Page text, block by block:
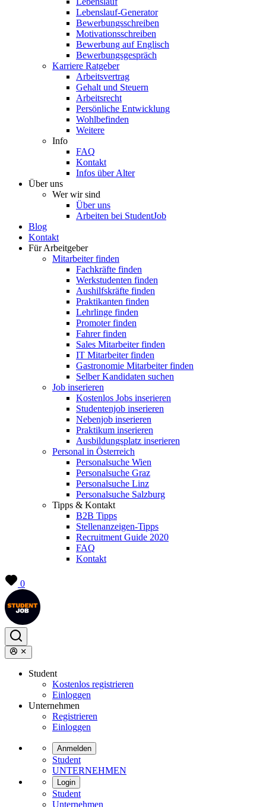
Lebenslauf-Generator
Bewerbungsschreiben
Motivationsschreiben
Bewerbung auf Englisch
Bewerbungsgespräch
Karriere Ratgeber
Arbeitsvertrag
Gehalt und Steuern
Arbeitsrecht
Persönliche Entwicklung
Wohlbefinden
Weitere
Info
FAQ
Kontakt
Infos über Alter
Über uns
Wer wir sind
Über uns
Arbeiten bei StudentJob
Blog
Kontakt
Für Arbeitgeber
Mitarbeiter finden
Fachkräfte finden
Werkstudenten finden
Aushilfskräfte finden
Praktikanten finden
Lehrlinge finden
Promoter finden
Fahrer finden
Sales Mitarbeiter finden
IT Mitarbeiter finden
Gastronomie Mitarbeiter finden
Selber Kandidaten suchen
Job inserieren
Kostenlos Jobs inserieren
Studentenjob inserieren
Nebenjob inserieren
Praktikum inserieren
Ausbildungsplatz inserieren
Personal in Österreich
Personalsuche Wien
Personalsuche Graz
Personalsuche Linz
Personalsuche Salzburg
Tipps & Kontakt
B2B Tipps
Stellenanzeigen-Tipps
Recruitment Guide 2020
FAQ
Kontakt
0
Student
Kostenlos registrieren
Einloggen
Unternehmen
Registrieren
Einloggen
Anmelden
Student
UNTERNEHMEN
Login
Student
Unternehmen